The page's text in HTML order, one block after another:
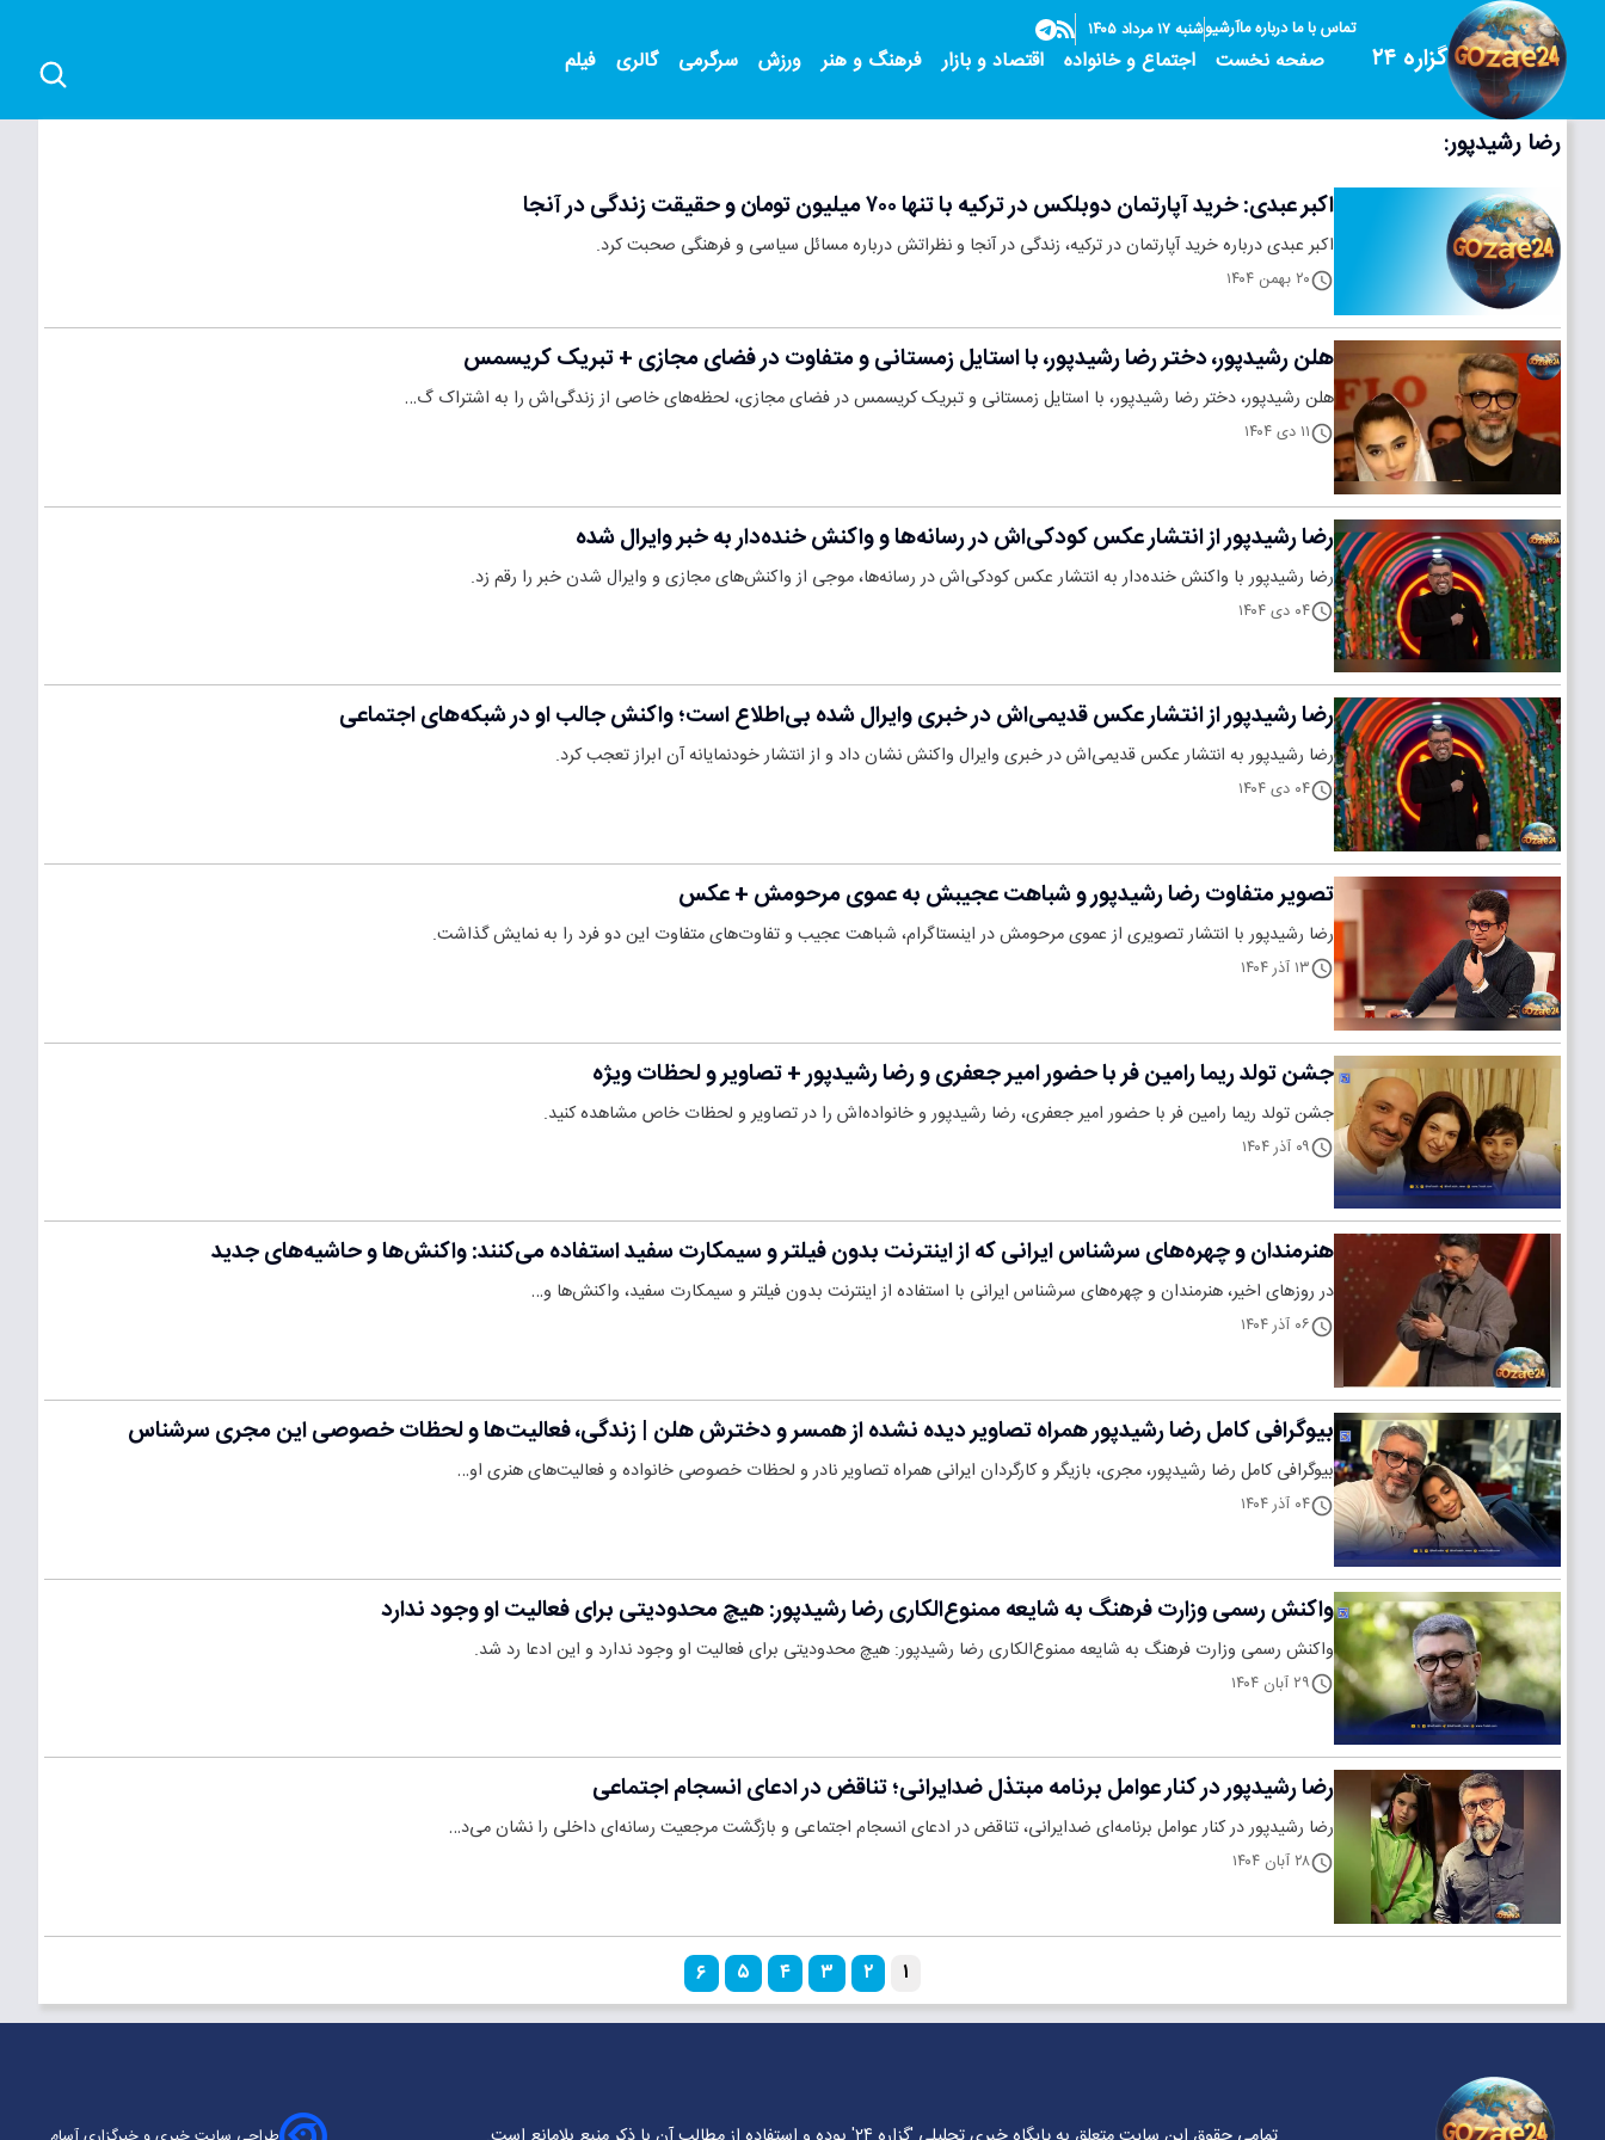
گزاره ۲۴
تماس با مادرباره ماآرشیوشنبه ۱۷ مرداد ۱۴۰۵
صفحه نخست اجتماع و خانواده اقتصاد و بازار فرهنگ و هنر ورزش سرگرمی گالری فیلم
رضا رشیدپور:
اکبر عبدی: خرید آپارتمان دوبلکس در ترکیه با تنها ۷۰۰ میلیون تومان و حقیقت زندگی در آنجا
اکبر عبدی درباره خرید آپارتمان در ترکیه، زندگی در آنجا و نظراتش درباره مسائل سیاسی و فرهنگی صحبت کرد.
۲۰ بهمن ۱۴۰۴
هلن رشیدپور، دختر رضا رشیدپور، با استایل زمستانی و متفاوت در فضای مجازی + تبریک کریسمس
هلن رشیدپور، دختر رضا رشیدپور، با استایل زمستانی و تبریک کریسمس در فضای مجازی، لحظه‌های خاصی از زندگی‌اش را به اشتراک گ…
۱۱ دی ۱۴۰۴
رضا رشیدپور از انتشار عکس کودکی‌اش در رسانه‌ها و واکنش خنده‌دار به خبر وایرال شده
رضا رشیدپور با واکنش خنده‌دار به انتشار عکس کودکی‌اش در رسانه‌ها، موجی از واکنش‌های مجازی و وایرال شدن خبر را رقم زد.
۰۴ دی ۱۴۰۴
رضا رشیدپور از انتشار عکس قدیمی‌اش در خبری وایرال شده بی‌اطلاع است؛ واکنش جالب او در شبکه‌های اجتماعی
رضا رشیدپور به انتشار عکس قدیمی‌اش در خبری وایرال واکنش نشان داد و از انتشار خودنمایانه آن ابراز تعجب کرد.
۰۴ دی ۱۴۰۴
تصویر متفاوت رضا رشیدپور و شباهت عجیبش به عموی مرحومش + عکس
رضا رشیدپور با انتشار تصویری از عموی مرحومش در اینستاگرام، شباهت عجیب و تفاوت‌های متفاوت این دو فرد را به نمایش گذاشت.
۱۳ آذر ۱۴۰۴
جشن تولد ریما رامین فر با حضور امیر جعفری و رضا رشیدپور + تصاویر و لحظات ویژه
جشن تولد ریما رامین فر با حضور امیر جعفری، رضا رشیدپور و خانواده‌اش را در تصاویر و لحظات خاص مشاهده کنید.
۰۹ آذر ۱۴۰۴
هنرمندان و چهره‌های سرشناس ایرانی که از اینترنت بدون فیلتر و سیمکارت سفید استفاده می‌کنند: واکنش‌ها و حاشیه‌های جدید
در روزهای اخیر، هنرمندان و چهره‌های سرشناس ایرانی با استفاده از اینترنت بدون فیلتر و سیمکارت سفید، واکنش‌ها و…
۰۶ آذر ۱۴۰۴
بیوگرافی کامل رضا رشیدپور همراه تصاویر دیده نشده از همسر و دخترش هلن | زندگی، فعالیت‌ها و لحظات خصوصی این مجری سرشناس
بیوگرافی کامل رضا رشیدپور، مجری، بازیگر و کارگردان ایرانی همراه تصاویر نادر و لحظات خصوصی خانواده و فعالیت‌های هنری او…
۰۴ آذر ۱۴۰۴
واکنش رسمی وزارت فرهنگ به شایعه ممنوع‌الکاری رضا رشیدپور: هیچ محدودیتی برای فعالیت او وجود ندارد
واکنش رسمی وزارت فرهنگ به شایعه ممنوع‌الکاری رضا رشیدپور: هیچ محدودیتی برای فعالیت او وجود ندارد و این ادعا رد شد.
۲۹ آبان ۱۴۰۴
رضا رشیدپور در کنار عوامل برنامه مبتذل ضدایرانی؛ تناقض در ادعای انسجام اجتماعی
رضا رشیدپور در کنار عوامل برنامه‌ای ضدایرانی، تناقض در ادعای انسجام اجتماعی و بازگشت مرجعیت رسانه‌ای داخلی را نشان می‌د…
۲۸ آبان ۱۴۰۴
۱ ۲ ۳ ۴ ۵ ۶